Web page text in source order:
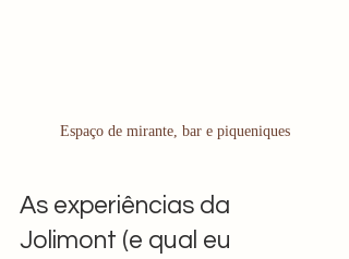
Espaço de mirante, bar e piqueniques
As experiências da
Jolimont (e qual eu